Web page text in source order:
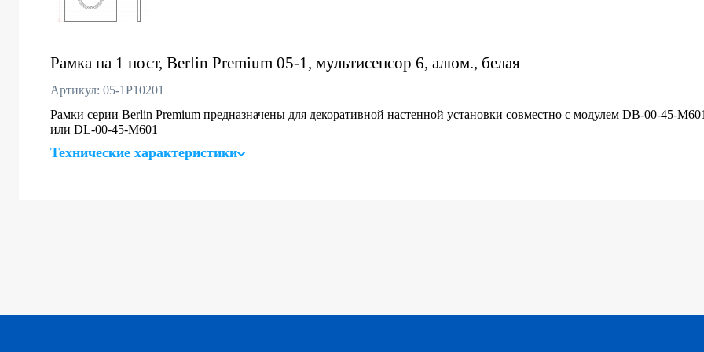
Рамка на 1 пост, Berlin Premium 05-1, мультисенсор 6, алюм., белая
Артикул: 05-1P10201
Рамки серии Berlin Premium предназначены для декоративной настенной установки совместно с модулем DB-00-45-
или DL-00-45-M601
Технические характеристики